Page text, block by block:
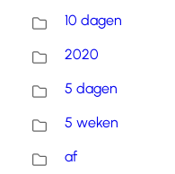
10 dagen
2020
5 dagen
5 weken
af